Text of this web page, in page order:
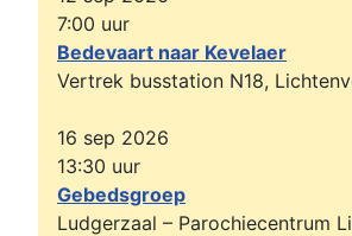
7:00 uur
Bedevaart naar Kevelaer
Vertrek busstation N18,
16 sep 2026
13:30 uur
Gebedsgroep
Ludgerzaal – Parochiecentrum